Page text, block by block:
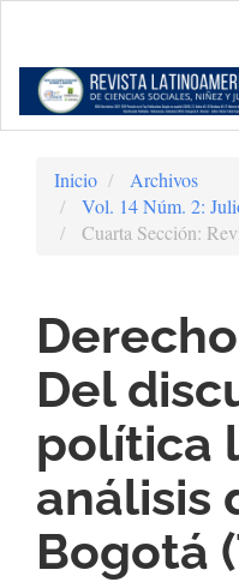
Contenido
principal
Barra
Inicio
Archivos
Vol. 14 Núm. 2:
Cuarta Sección:
Del
política
análisis
Bogotá